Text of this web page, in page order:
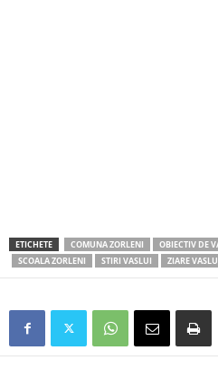
ETICHETE COMUNA ZORLENI OBIECTIV DE
SCOALA ZORLENI
STIRI VASLUI ZIARE